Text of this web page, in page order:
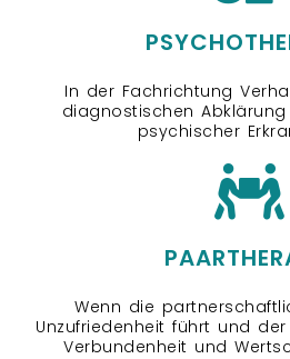
In der Fachrichtung
diagnostischen
psychischer
Wenn die
Unzufriedenheit führt und
Verbundenheit und